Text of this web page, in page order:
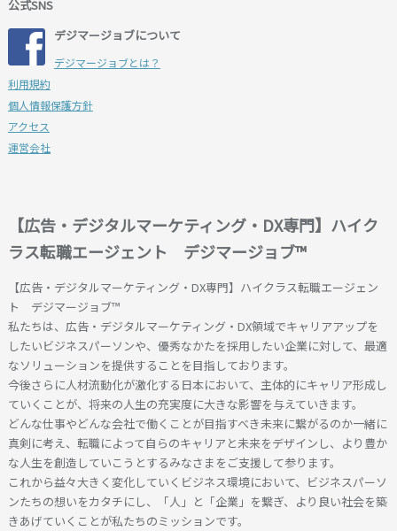
公式SNS
デジマージョブについて
デジマージョブとは？
利用規約
個人情報保護方針
アクセス
運営会社
【広告・デジタルマーケティング・DX専門】ハイク
ラス転職エージェント デジマージョブ™
【広告・デジタルマーケティング・DX専門】ハイクラス転職エージェン
ト デジマージョブ™
私たちは、広告・デジタルマーケティング・DX領域でキャリアアップを
したいビジネスパーソンや、優秀なかたを採用したい企業に対して、最適
なソリューションを提供することを目指しております。
今後さらに人材流動化が激化する日本において、主体的にキャリア形成し
ていくことが、将来の人生の充実度に大きな影響を与えていきます。
どんな仕事やどんな会社で働くことが目指すべき未来に繋がるのか一緒に
真剣に考え、転職によって自らのキャリアと未来をデザインし、より豊か
な人生を創造していこうとするみなさまをご支援して参ります。
これから益々大きく変化していくビジネス環境において、ビジネスパーソ
ンたちの想いをカタチにし、「人」と「企業」を繋ぎ、より良い社会を築
きあげていくことが私たちのミッションです。